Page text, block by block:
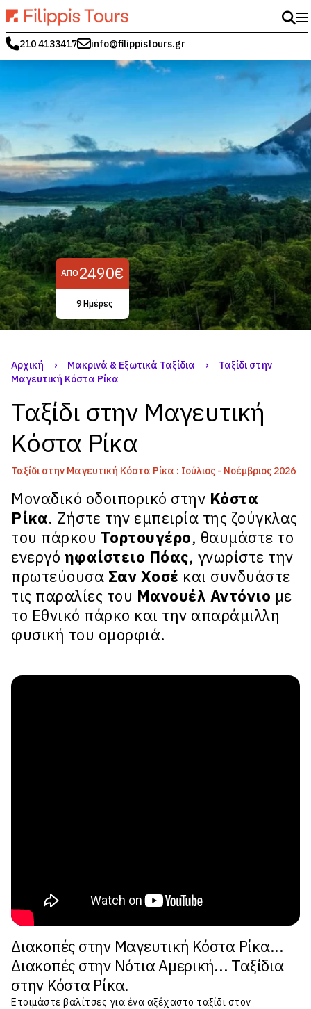
210 4133417 info@filippistours.gr
ΑΠΌ 2490€
9 Ημέρες
Αρχική › Μακρινά & Εξωτικά Ταξίδια ›
Ταξίδι στην
Μαγευτική Κόστα Ρίκα
Ταξίδι στην Μαγευτική
Κόστα Ρίκα
Ταξίδι στην Μαγευτική Κόστα Ρίκα : Ιούλιος - Νοέμβριος 2026
Μοναδικό οδοιπορικό στην Κόστα
Ρίκα. Ζήστε την εμπειρία της ζούγκλας
του πάρκου Τορτουγέρο, θαυμάστε το
ενεργό ηφαίστειο Πόας, γνωρίστε την
πρωτεύουσα Σαν Χοσέ και συνδυάστε
τις παραλίες του Μανουέλ Αντόνιο με
το Εθνικό πάρκο και την απαράμιλλη
φυσική του ομορφιά.
Διακοπές στην Μαγευτική Κόστα Ρίκα...
Διακοπές στην Νότια Αμερική... Ταξίδια
στην Κόστα Ρίκα.
Ετοιμάστε βαλίτσες για ένα αξέχαστο ταξίδι στον